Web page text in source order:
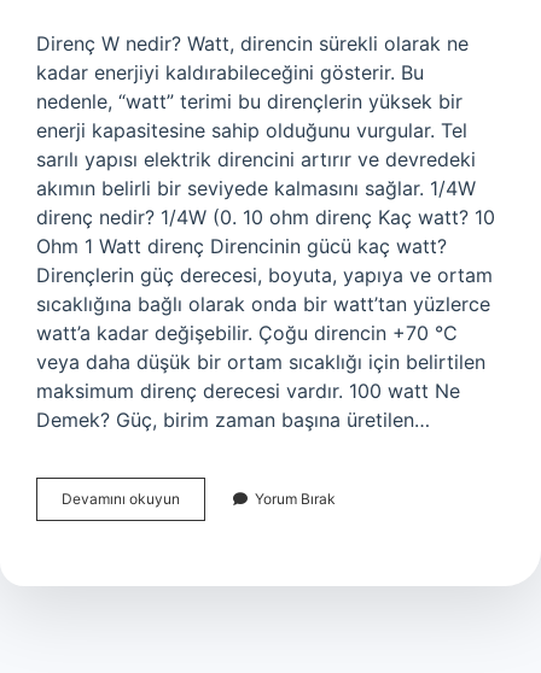
Direnç W nedir? Watt, direncin sürekli olarak ne
kadar enerjiyi kaldırabileceğini gösterir. Bu
nedenle, “watt” terimi bu dirençlerin yüksek bir
enerji kapasitesine sahip olduğunu vurgular. Tel
sarılı yapısı elektrik direncini artırır ve devredeki
akımın belirli bir seviyede kalmasını sağlar. 1/4W
direnç nedir? 1/4W (0. 10 ohm direnç Kaç watt? 10
Ohm 1 Watt direnç Direncinin gücü kaç watt?
Dirençlerin güç derecesi, boyuta, yapıya ve ortam
sıcaklığına bağlı olarak onda bir watt’tan yüzlerce
watt’a kadar değişebilir. Çoğu direncin +70 °C
veya daha düşük bir ortam sıcaklığı için belirtilen
maksimum direnç derecesi vardır. 100 watt Ne
Demek? Güç, birim zaman başına üretilen…
Devamını okuyun Dirençlerdeki
W
Yorum Bırak